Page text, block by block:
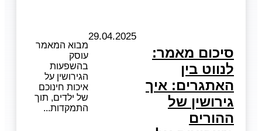
סיכום מאמר:
לנווט בין
האתגרים: איך
גירושין של
ההורים
29.04.2025
מבוא המאמר
עוסק
בהשפעות
הגירושין על
איכות חינוכם
של ילדים, תוך
התמקדות